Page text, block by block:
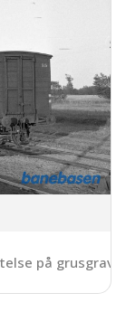
på grusgrav-